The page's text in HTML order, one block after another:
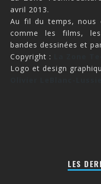
avril 2013.
Au fil du temps, nous
comme les films,
bandes dessinées et
Copyright :
Logo et design
LES